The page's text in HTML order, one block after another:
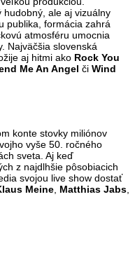
ale aj vizuálny
publika, formácia zahrá
atmosféru umocnia
Najväčšia slovenská
aj hitmi ako Rock You
Me An Angel či Wind
konte stovky miliónov
vyše 50. ročného
sveta. Aj keď
z najdlhšie pôsobiacich
svojou live show dostať
Meine Matthias Jabs